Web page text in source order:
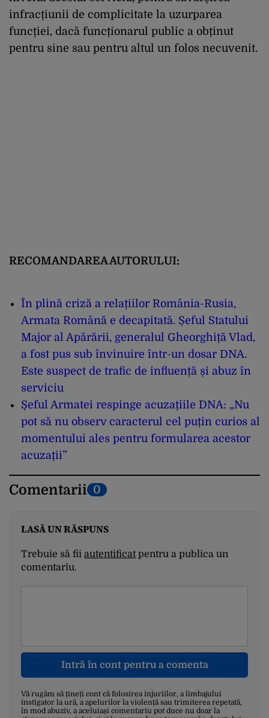
infracțiunii de complicitate la uzurparea
funcției, dacă funcționarul public a obținut
pentru sine sau pentru altul un folos necuvenit.
RECOMANDAREA AUTORULUI:
În plină criză a relațiilor România-Rusia,
Armata Română e decapitată. Șeful Statului
Major al Apărării, generalul Gheorghiță Vlad,
a fost pus sub învinuire într-un dosar DNA.
Este suspect de trafic de influență și abuz în
serviciu
Șeful Armatei respinge acuzațiile DNA: „Nu
pot să nu observ caracterul cel puțin curios al
momentului ales pentru formularea acestor
acuzații”
Comentarii 0
LASĂ UN RĂSPUNS
Trebuie să fii autentificatpentru a publica un
comentariu.
Intră în cont pentru a comenta
Vă rugăm să țineți cont că folosirea injuriilor, a limbajului
instigator la ură, a apelurilor la violență sau trimiterea repetată,
în mod abuziv, a aceluiași comentariu pot duce nu doar la